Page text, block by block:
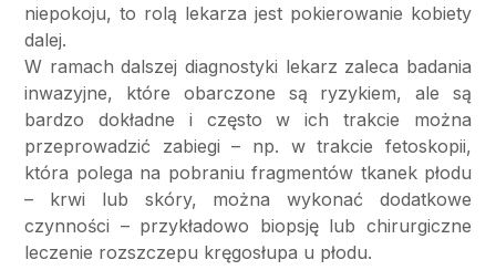
niepokoju, to rolą lekarza jest pokierowanie kobiety
dalej.
W ramach dalszej diagnostyki lekarz zaleca badania
inwazyjne, które obarczone są ryzykiem, ale są
bardzo dokładne i często w ich trakcie można
przeprowadzić zabiegi – np. w trakcie fetoskopii,
która polega na pobraniu fragmentów tkanek płodu
– krwi lub skóry, można wykonać dodatkowe
czynności – przykładowo biopsję lub chirurgiczne
leczenie rozszczepu kręgosłupa u płodu.